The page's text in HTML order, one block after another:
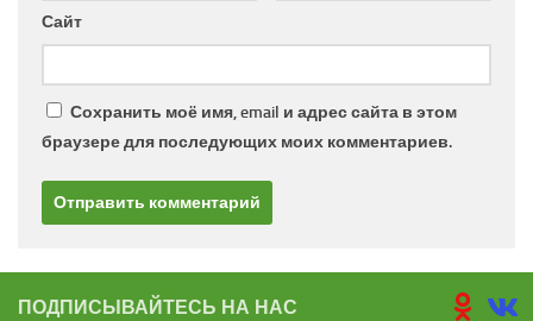
Сайт
Сохранить моё имя, email и адрес сайта в этом
браузере для последующих моих комментариев.
ПОДПИСЫВАЙТЕСЬ НА НАС